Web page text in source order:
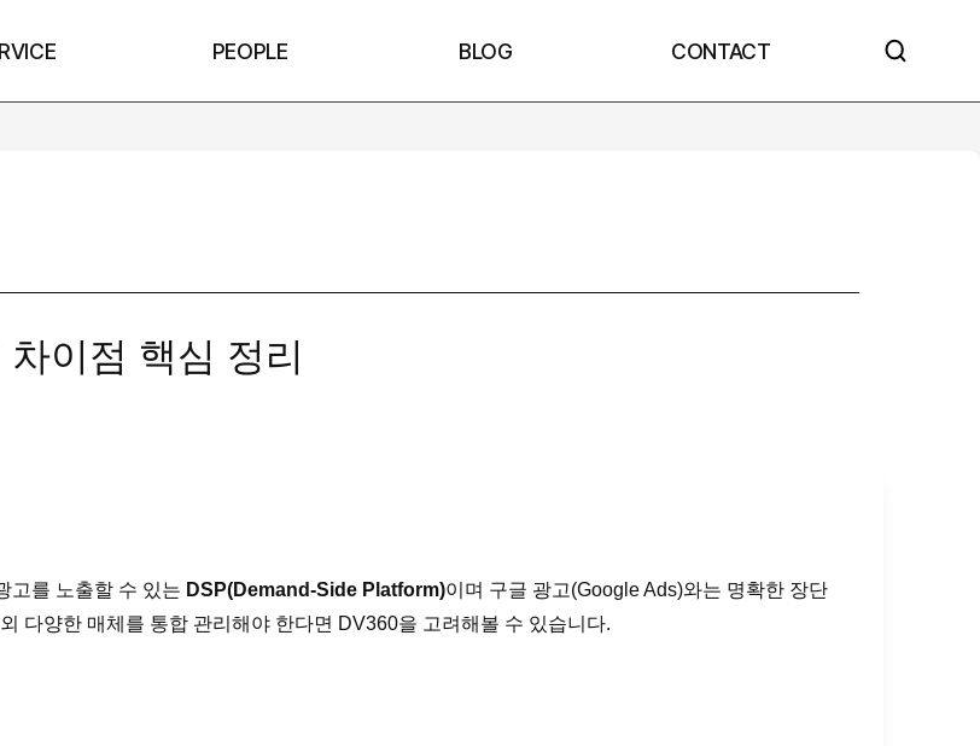
PEOPLE BLOG CONTACT
이점 핵심 정리
고를 노출할 수 있는 DSP(Demand-Side Platform)이며 구글 광고(Google Ads)와는 명확한 장단
다양한 매체를 통합 관리해야 한다면 DV360을 고려해볼 수 있습니다.